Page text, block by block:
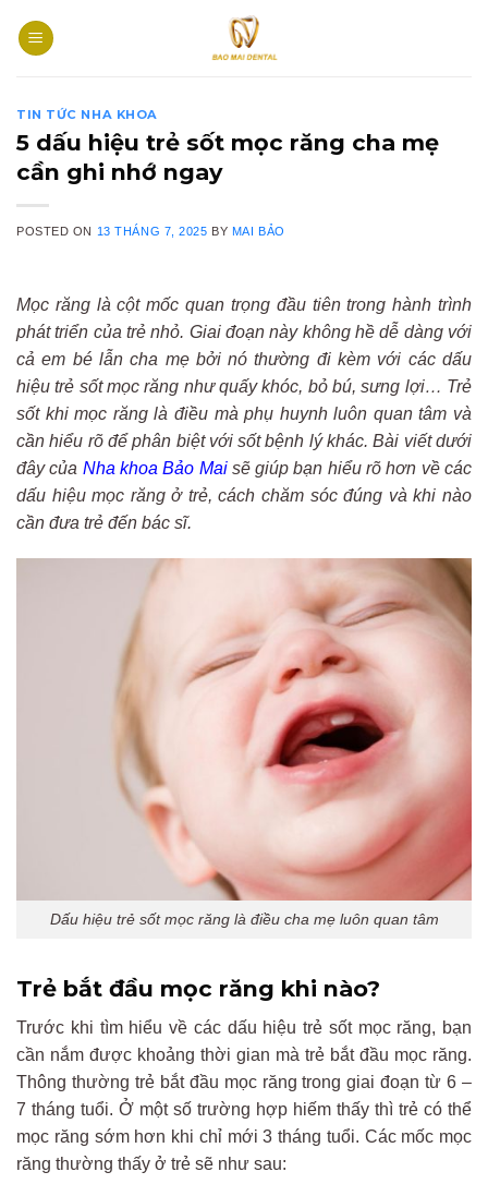
TIN TỨC NHA KHOA
5 dấu hiệu trẻ sốt mọc răng cha mẹ
cần ghi nhớ ngay
POSTED ON 13 THÁNG 7, 2025 BY MAI BẢO
Mọc răng là cột mốc quan trọng đầu tiên trong hành trình
phát triển của trẻ nhỏ. Giai đoạn này không hề dễ dàng với
cả em bé lẫn cha mẹ bởi nó thường đi kèm với các dấu
hiệu trẻ sốt mọc răng như quấy khóc, bỏ bú, sưng lợi… Trẻ
sốt khi mọc răng là điều mà phụ huynh luôn quan tâm và
cần hiểu rõ để phân biệt với sốt bệnh lý khác. Bài viết dưới
đây của Nha khoa Bảo Maisẽ giúp bạn hiểu rõ hơn về các
dấu hiệu mọc răng ở trẻ, cách chăm sóc đúng và khi nào
cần đưa trẻ đến bác sĩ.
Dấu hiệu trẻ sốt mọc răng là điều cha mẹ luôn quan tâm
Trẻ bắt đầu mọc răng khi nào?
Trước khi tìm hiểu về các dấu hiệu trẻ sốt mọc răng, bạn
cần nắm được khoảng thời gian mà trẻ bắt đầu mọc răng.
Thông thường trẻ bắt đầu mọc răng trong giai đoạn từ 6 –
7 tháng tuổi. Ở một số trường hợp hiếm thấy thì trẻ có thể
mọc răng sớm hơn khi chỉ mới 3 tháng tuổi. Các mốc mọc
răng thường thấy ở trẻ sẽ như sau: